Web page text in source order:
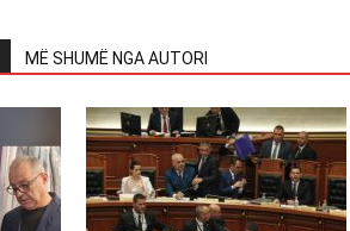
MË SHUMË NGA AUTORI